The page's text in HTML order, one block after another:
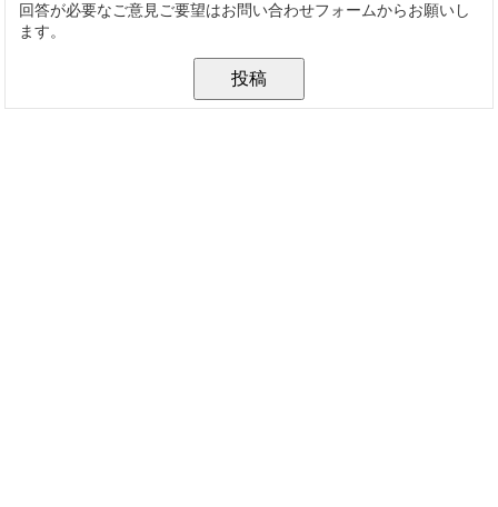
回答が必要なご意見ご要望はお問い合わせフォームからお願いし
ます。